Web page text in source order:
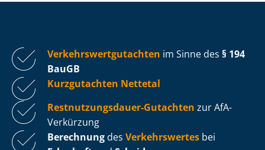
Ver­kehrs­wert­gut­ach­ten im Sinne des § 194
BauGB
Kurzgutachten Nettetal
Rest­nut­zungs­dau­er-Gutachten zur AfA-
Verkürzung
Berechnung des Verkehrswertes bei